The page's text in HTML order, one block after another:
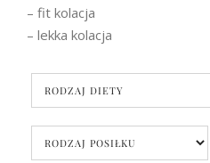
– fit kolacja
– lekka kolacja